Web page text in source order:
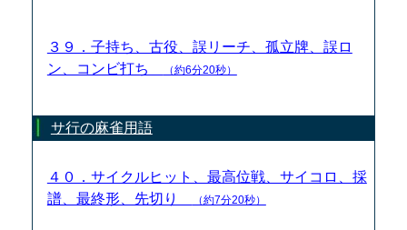
３９．子持ち、古役、誤リーチ、孤立牌、誤ロ
ン、コンビ打ち
（約6分20秒）
サ行の麻雀用語
４０．サイクルヒット、最高位戦、サイコロ、採
譜、最終形、先切り
（約7分20秒）